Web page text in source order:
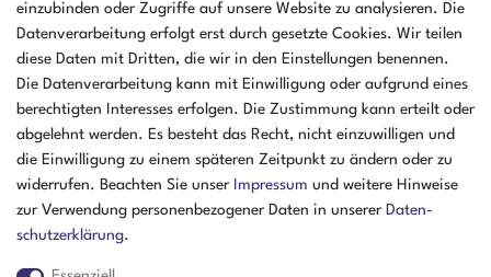
Öffnungszeiten Montag - Donnerstag
07:30 - 16:00 Uhr
Öffnungszeiten Freitag
07:30 - 15:00 Uhr
ZAHLUNGSARTEN
einzubinden oder Zugriffe auf unsere Website zu analysieren. Die
Datenverarbeitung erfolgt erst durch gesetzte Cookies. Wir teilen
diese Daten mit Dritten, die wir in den Einstellungen benennen.
Die Datenverarbeitung kann mit Einwilligung oder aufgrund eines
berechtigten Interesses erfolgen. Die Zustimmung kann erteilt oder
abgelehnt werden. Es besteht das Recht, nicht einzuwilligen und
die Einwilligung zu einem späteren Zeitpunkt zu ändern oder zu
widerrufen. Beachten Sie unser Impressum und weitere Hinweise
zur Verwendung personenbezogener Daten in unserer Daten­
schutz­erklärung.